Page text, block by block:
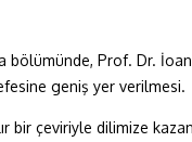
bölümünde, Prof. Dr.
geniş yer verilmesi.
bir çeviriyle dilimize